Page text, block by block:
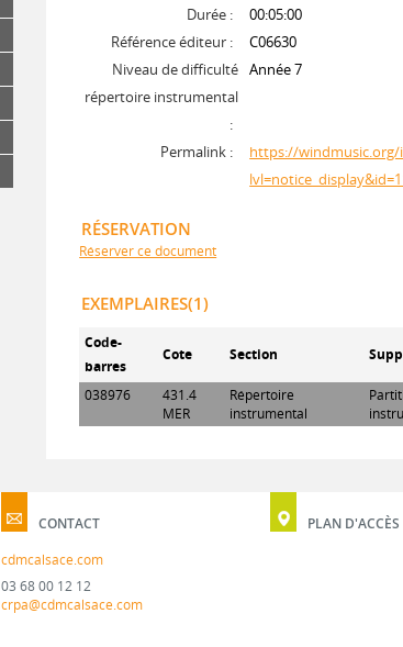
Durée :
00:05:00
Référence éditeur :
C06630
Niveau de difficulté
répertoire instrumental
:
Année 7
Permalink :
https://windmusic.org/
RÉSERVATION
Réserver ce document
EXEMPLAIRES(1)
Code-
barres
Cote Section
038976
431.4
MER
Répertoire
instrumental
CONTACT
cdmcalsace.com
03 68 00 12 12
crpa@cdmcalsace.com
PLAN D'ACCÈS